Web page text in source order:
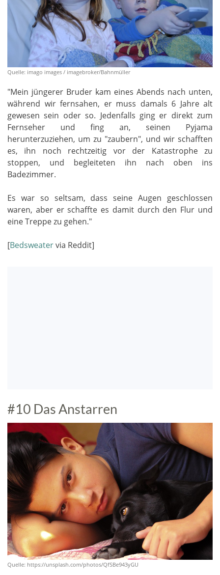
Quelle: imago images / imagebroker/Bahnmüller
"Mein jüngerer Bruder kam eines Abends nach unten,
während wir fernsahen, er muss damals 6 Jahre alt
gewesen sein oder so. Jedenfalls ging er direkt zum
Fernseher und fing an, seinen Pyjama
herunterzuziehen, um zu "zaubern", und wir schafften
es, ihn noch rechtzeitig vor der Katastrophe zu
stoppen, und begleiteten ihn nach oben ins
Badezimmer.
Es war so seltsam, dass seine Augen geschlossen
waren, aber er schaffte es damit durch den Flur und
eine Treppe zu gehen."
[Bedsweatervia Reddit]
#10 Das Anstarren
Quelle: https://unsplash.com/photos/QfSBe943yGU